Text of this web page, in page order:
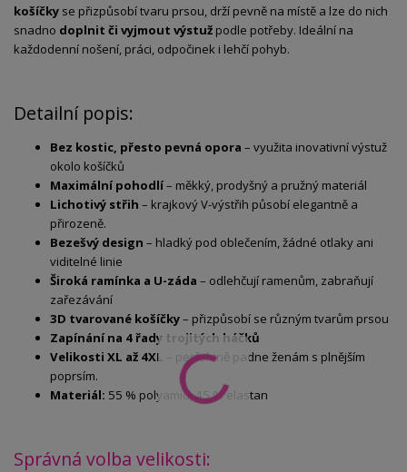
košíčky se přizpůsobí tvaru prsou, drží pevně na místě a lze do nich
snadno doplnit či vyjmout výstuž podle potřeby. Ideální na
každodenní nošení, práci, odpočinek i lehčí pohyb.
Detailní popis:
Bez kostic, přesto pevná opora – využita inovativní výstuž
okolo košíčků
Maximální pohodlí– měkký, prodyšný a pružný materiál
Lichotivý střih – krajkový V-výstřih působí elegantně a
přirozeně.
Bezešvý design – hladký pod oblečením, žádné otlaky ani
viditelné linie
Široká ramínka a U-záda – odlehčují ramenům, zabraňují
zařezávání
3D tvarované košíčky– přizpůsobí se různým tvarům prsou
Zapínání na 4 řady trojitých háčků
Velikosti XL až 4XL
– perfektně padne ženám s plnějším
poprsím.
Materiál: 55 % polyamid, 45 % elastan
Správná volba velikosti: